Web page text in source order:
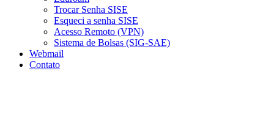
Trocar Senha SISE
Esqueci a senha SISE
Acesso Remoto (VPN)
Sistema de Bolsas (SIG-SAE)
Webmail
Contato